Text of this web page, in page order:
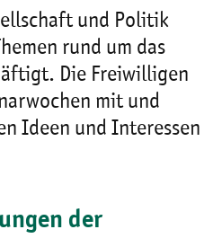
und Politik
rund um das
Die Freiwilligen
mit und
Ideen und Interessen
der